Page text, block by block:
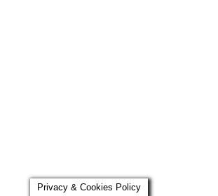
Privacy & Cookies Policy